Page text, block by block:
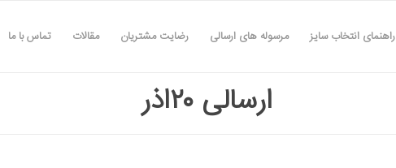
راهنمای انتخاب سایز مرسوله های ارسالی رضایت مشتریان مقالات تماس با ما
ارسالی ۲۰اذر